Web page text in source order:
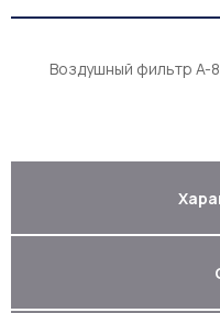
Воздушный фильтр A-